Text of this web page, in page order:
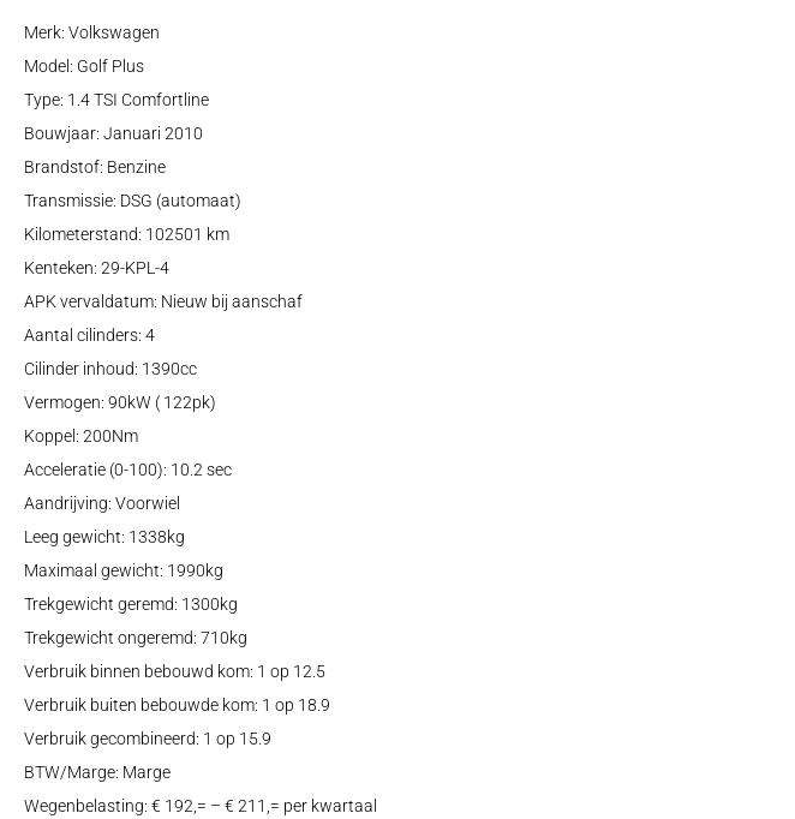
Merk: Volkswagen
Model: Golf Plus
Type: 1.4 TSI Comfortline
Bouwjaar: Januari 2010
Brandstof: Benzine
Transmissie: DSG (automaat)
Kilometerstand: 102501 km
Kenteken: 29-KPL-4
APK vervaldatum: Nieuw bij aanschaf
Aantal cilinders: 4
Cilinder inhoud: 1390cc
Vermogen: 90kW ( 122pk)
Koppel: 200Nm
Acceleratie (0-100): 10.2 sec
Aandrijving: Voorwiel
Leeg gewicht: 1338kg
Maximaal gewicht: 1990kg
Trekgewicht geremd: 1300kg
Trekgewicht ongeremd: 710kg
Verbruik binnen bebouwd kom: 1 op 12.5
Verbruik buiten bebouwde kom: 1 op 18.9
Verbruik gecombineerd: 1 op 15.9
BTW/Marge: Marge
Wegenbelasting: € 192,= – € 211,= per kwartaal